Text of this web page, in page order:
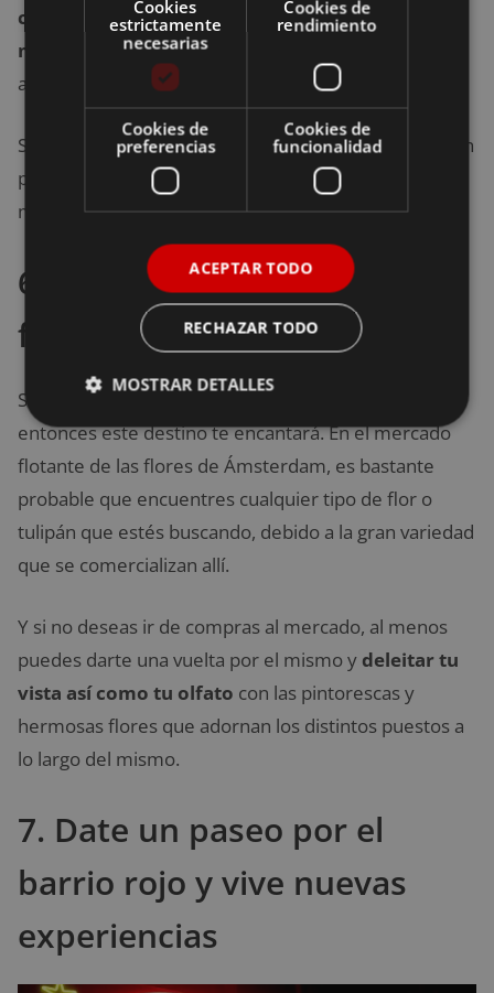
columpio ubicado aproximadamente a unos 100
metros de altura. Sin lugar a dudas ambas
atracciones resultan bastante llamativas.
Sin embargo, éstas no son aptas ni para personas con
problemas cardíacos, ni para aquellas que sufran de
miedo a las alturas.
6. Conoce el mercado
flotante de las flores
Si te apasiona todo lo relacionado con la botánica,
entonces este destino te encantará. En el mercado
flotante de las flores de Ámsterdam, es bastante
probable que encuentres cualquier tipo de flor o
tulipán que estés buscando, debido a la gran variedad
que se comercializan allí.
Y si no deseas ir de compras al mercado, al menos
puedes darte una vuelta por el mismo y deleitar tu
vista así como tu olfato con las pintorescas y
hermosas flores que adornan los distintos puestos a
lo largo del mismo.
7. Date un paseo por el
barrio rojo y vive nuevas
experiencias
Cookies
estrictamente
necesarias
Cookies de
rendimiento
Cookies de
preferencias
Cookies de
funcionalidad
ACEPTAR TODO
RECHAZAR TODO
MOSTRAR DETALLES